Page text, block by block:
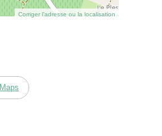
Corriger l’adresse ou la localisation